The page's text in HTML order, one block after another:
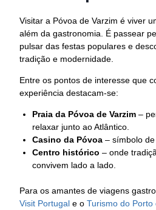
Visitar a Póvoa de Varzim é viver
além da gastronomia. É passear
pulsar das festas populares e
tradição e modernidade.
Entre os pontos de interesse que
experiência destacam-se:
Praia da Póvoa de Varzim –
relaxar junto ao Atlântico.
Casino da Póvoa – símbolo
Centro histórico – onde
convivem lado a lado.
Para os amantes de viagens
Visit Portugal e oTurismo do Porto